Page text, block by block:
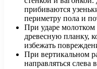
прибиваются
периметру пола и
При ударе молотком
древесную планку,
избежать
При вертикальном
направляться слева